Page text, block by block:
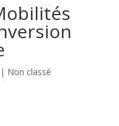
| Non classé